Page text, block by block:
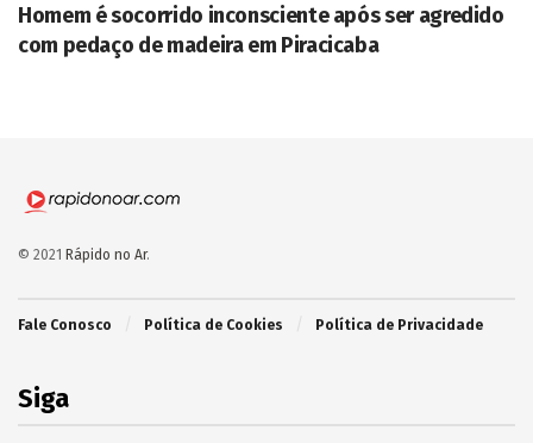
Homem é socorrido inconsciente após ser agredido
com pedaço de madeira em Piracicaba
© 2021 Rápido no Ar.
Fale Conosco Política de Cookies Política de Privacidade
Siga